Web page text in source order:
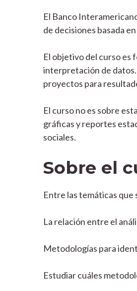
El Banco
de decisiones basada
El objetivo del curso es
interpretación de
proyectos para
El curso no es sobre
gráficas y reportes
sociales.
Sobre el
Entre las temáticas
La relación entre el
Metodologías para
Estudiar cuáles